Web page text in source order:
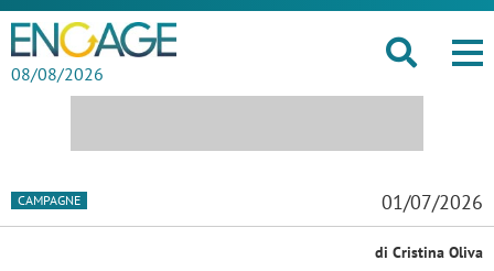
08/08/2026
CAMPAGNE 01/07/2026
di Cristina Oliva